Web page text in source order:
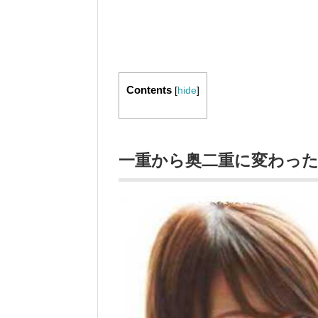
Contents [hide]
一重から奥二重に変わっ